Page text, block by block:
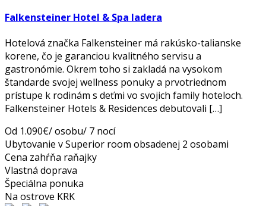
Falkensteiner Hotel & Spa Iadera
Hotelová značka Falkensteiner má rakúsko-talianske
korene, čo je garanciou kvalitného servisu a
gastronómie. Okrem toho si zakladá na vysokom
štandarde svojej wellness ponuky a prvotriednom
prístupe k rodinám s deťmi vo svojich family hoteloch.
Falkensteiner Hotels & Residences debutovali […]
Od 1.090€/ osobu/ 7 nocí
Ubytovanie v Superior room obsadenej 2 osobami
Cena zahŕňa raňajky
Vlastná doprava
Špeciálna ponuka
Na ostrove KRK